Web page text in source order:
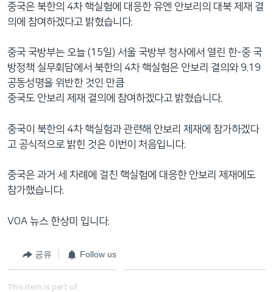
으
동
중국은 북한의 4차 핵실험에 대응한 유엔 안보리의 대북 제재 결
의에 참여하겠다고 밝혔습니다.
중국 국방부는 오늘 (15일) 서울 국방부 청사에서 열린 한-중 국
방정책 실무회담에서 북한의 4차 핵실험은 안보리 결의와 9.19
공동성명을 위반한 것인 만큼
중국도 안보리 제재 결의에 참여하겠다고 밝혔습니다.
중국이 북한의 4차 핵실험과 관련해 안보리 제재에 참가하겠다
고 공식적으로 밝힌 것은 이번이 처음입니다.
중국은 과거 세 차례에 걸친 핵실험에 대응한 안보리 제재에도
참가했습니다.
VOA 뉴스 한상미 입니다.
공유 Follow us
This item is part of